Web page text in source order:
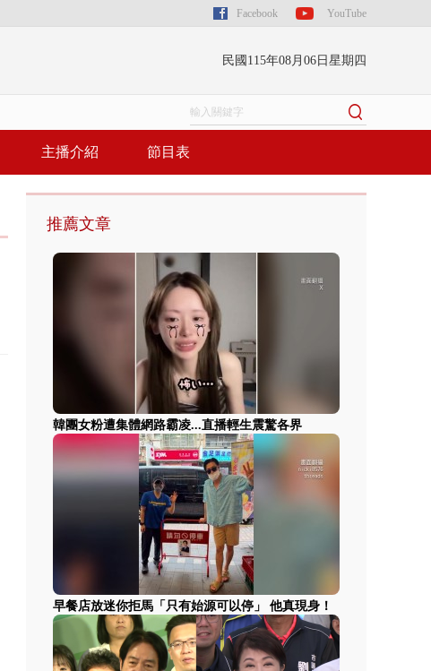
Facebook YouTube
民國115年08月06日星期四
主播介紹 節目表
推薦文章
韓團女粉遭集體網路霸凌...直播輕生震驚各界
早餐店放迷你拒馬「只有始源可以停」 他真現身！